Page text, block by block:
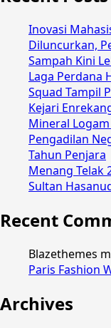
Inovasi
Diluncurkan,
Sampah Kini
Laga Perdana
Squad Tampil
Kejari
Mineral
Pengadilan
Tahun Penjara
Menang Telak
Sultan
Recent
Blazethemes
Paris Fashion
Archives